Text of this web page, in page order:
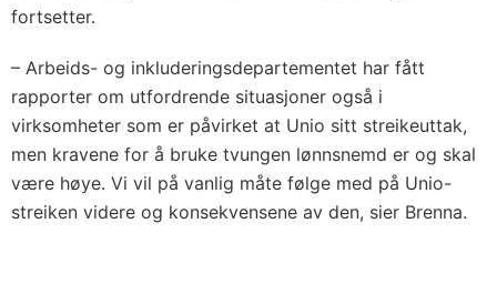
fortsetter.
– Arbeids- og inkluderingsdepartementet har fått
rapporter om utfordrende situasjoner også i
virksomheter som er påvirket at Unio sitt streikeuttak,
men kravene for å bruke tvungen lønnsnemd er og skal
være høye. Vi vil på vanlig måte følge med på Unio-
streiken videre og konsekvensene av den, sier Brenna.